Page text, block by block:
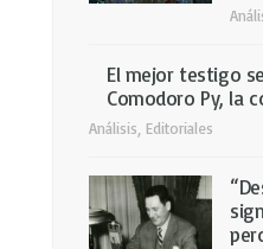
El mejor testigo
Comodoro Py, la
Análisis, Editoriales